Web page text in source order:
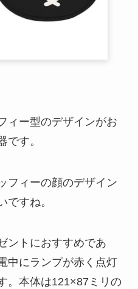
ィー型のデザインがお
です。
フィーの顔のデザイン
ですね。
ントにおすすめであ
中にランプが赤く点灯
。本体は121×87ミリの